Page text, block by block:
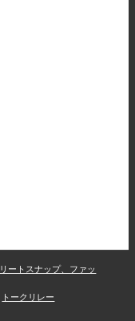
ートスナップ、ファッ
トークリレー